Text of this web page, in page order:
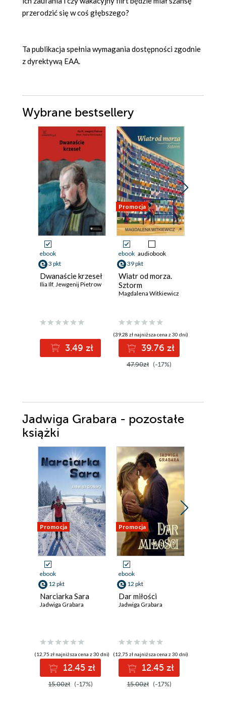
przerodzić się w coś głębszego?
Ta publikacja spełnia wymagania dostępności zgodnie
z dyrektywą EAA.
Wybrane bestsellery
ebook
3 pkt
Dwanaście krzeseł
Ilia Ilf, Jewgenij Pietrow
3.49 zł
Promocja
ebook audiobook
39 pkt
Wiatr od morza.
Sztorm
Magdalena Witkiewicz
(39,28 zł najniższa cena z 30 dni)
39.76 zł
47.90zł (-17%)
Jadwiga Grabara - pozostałe
książki
Promocja
ebook
12 pkt
Narciarka Sara
Jadwiga Grabara
(12,75 zł najniższa cena z 30 dni)
12.45 zł
15.00zł (-17%)
Promocja
ebook
12 pkt
Dar miłości
Jadwiga Grabara
(12,75 zł najniższa cena z 30 dni)
12.45 zł
15.00zł (-17%)